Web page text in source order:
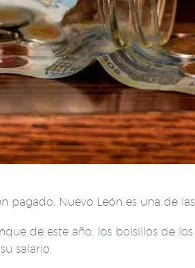
Nuevo León es una de
de este año, los bolsillos de
salario.